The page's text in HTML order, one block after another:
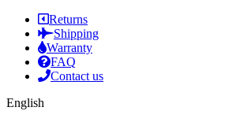
Returns
Shipping
Warranty
FAQ
Contact us
English